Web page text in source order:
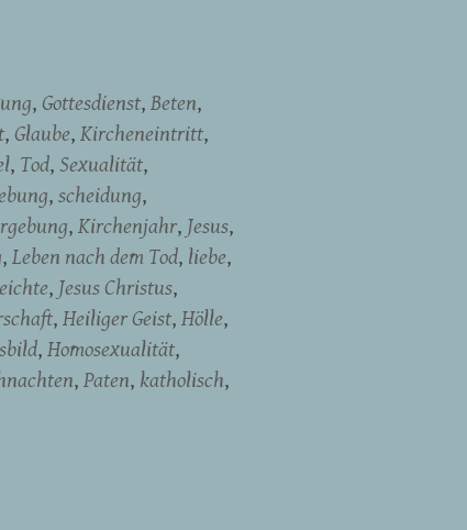
Gottesdienst Beten
Glaube Kircheneintritt
Tod Sexualität
scheidung
Kirchenjahr Jesus
Leben nach dem Tod liebe
Jesus Christus
Heiliger Geist Hölle
Homosexualität
Paten katholisch